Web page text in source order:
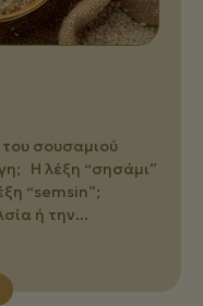
σουσαμιού
Η λέξη “σησάμι”
“semsin”;
ή την...